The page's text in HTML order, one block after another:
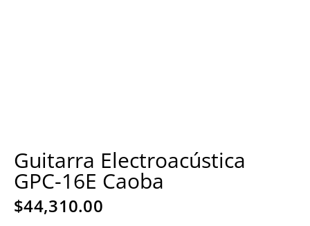
Guitarra Electroacústica
GPC-16E Caoba
$44,310.00